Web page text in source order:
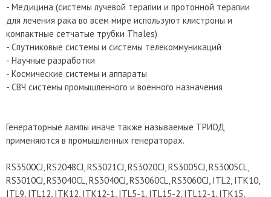
- Медицина (системы лучевой терапии и протонной терапии
для лечения рака во всем мире используют клистроны и
компактные сетчатые трубки Thales)
- Спутниковые системы и системы телекоммуникаций
- Научные разработки
- Космические системы и аппараты
- СВЧ системы промышленного и военного назначения
Генераторные лампы иначе также называемые ТРИОД
применяются в промышленных генераторах.
RS3500CJ, RS2048CJ, RS3021CJ, RS3020CJ, RS3005CJ, RS3005CL,
RS3010CJ, RS3040CL, RS3040CJ, RS3060CL, RS3060CJ, ITL2, ITK10,
ITL9, ITL12, ITK12, ITK12-1, ITL5-1, ITL15-2, ITL12-1, ITK15,